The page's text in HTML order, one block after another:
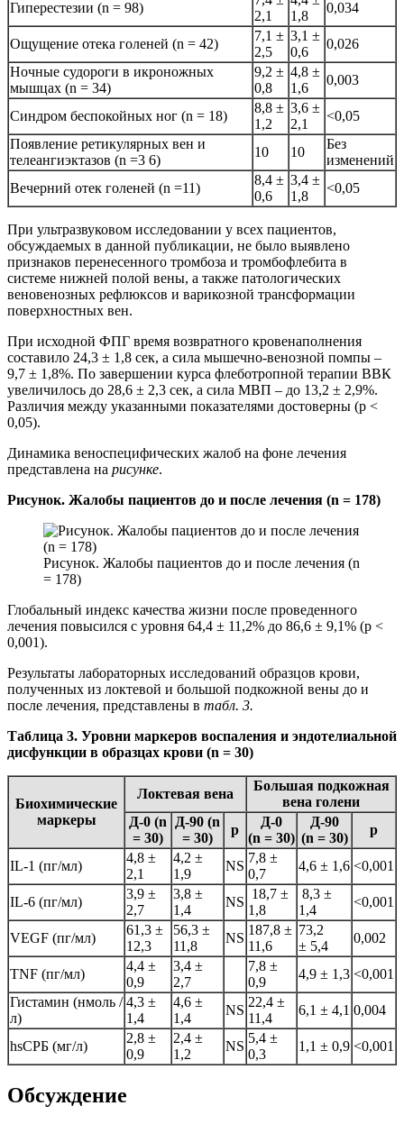
Гиперестезии (n = 98)
2,1
1,8
0,034
Ощущение отека голеней (n = 42)
7,1 ±
2,5
3,1 ±
0,6
0,026
Ночные судороги в икроножных
мышцах (n = 34)
9,2 ±
0,8
4,8 ±
1,6
0,003
Синдром беспокойных ног (n = 18)
8,8 ±
1,2
3,6 ±
2,1
<0,05
Появление ретикулярных вен и
телеангиэктазов (n =3 6)
10 10
Без
изменений
Вечерний отек голеней (n =11)
8,4 ±
0,6
3,4 ±
1,8
<0,05
При ультразвуковом исследовании у всех пациентов,
обсуждаемых в данной публикации, не было выявлено
признаков перенесенного тромбоза и тромбофлебита в
системе нижней полой вены, а также патологических
веновенозных рефлюксов и варикозной трансформации
поверхностных вен.
При исходной ФПГ время возвратного кровенаполнения
составило 24,3 ± 1,8 сек, а сила мышечно-венозной помпы –
9,7 ± 1,8%. По завершении курса флеботропной терапии ВВК
увеличилось до 28,6 ± 2,3 сек, а сила МВП – до 13,2 ± 2,9%.
Различия между указанными показателями достоверны (p <
0,05).
Динамика веноспецифических жалоб на фоне лечения
представлена на рисунке.
Рисунок. Жалобы пациентов до и после лечения (n = 178)
Рисунок. Жалобы пациентов до и после лечения (n
= 178)
Глобальный индекс качества жизни после проведенного
лечения повысился с уровня 64,4 ± 11,2% до 86,6 ± 9,1% (p <
0,001).
Результаты лабораторных исследований образцов крови,
полученных из локтевой и большой подкожной вены до и
после лечения, представлены в табл. 3.
Таблица 3. Уровни маркеров воспаления и эндотелиальной
дисфункции в образцах крови (n = 30)
Биохимические
маркеры
Локтевая вена
Большая подкожная
вена голени
Д-0 (n
= 30)
Д-90 (n
= 30)
p
Д-0
(n = 30)
Д-90
(n = 30)
p
IL-1 (пг/мл)
4,8 ±
2,1
4,2 ±
1,9
NS
7,8 ±
0,7
4,6 ± 1,6 <0,001
IL-6 (пг/мл)
3,9 ±
2,7
3,8 ±
1,4
NS
18,7 ±
1,8
8,3 ±
1,4
<0,001
VEGF (пг/мл)
61,3 ±
12,3
56,3 ±
11,8
NS
187,8 ±
11,6
73,2
± 5,4
0,002
TNF (пг/мл)
4,4 ±
0,9
3,4 ±
2,7
7,8 ±
0,9
4,9 ± 1,3 <0,001
Гистамин (нмоль /
л)
4,3 ±
1,4
4,6 ±
1,4
NS
22,4 ±
11,4
6,1 ± 4,1 0,004
hsCРБ (мг/л)
2,8 ±
0,9
2,4 ±
1,2
NS
5,4 ±
0,3
1,1 ± 0,9 <0,001
Обсуждение